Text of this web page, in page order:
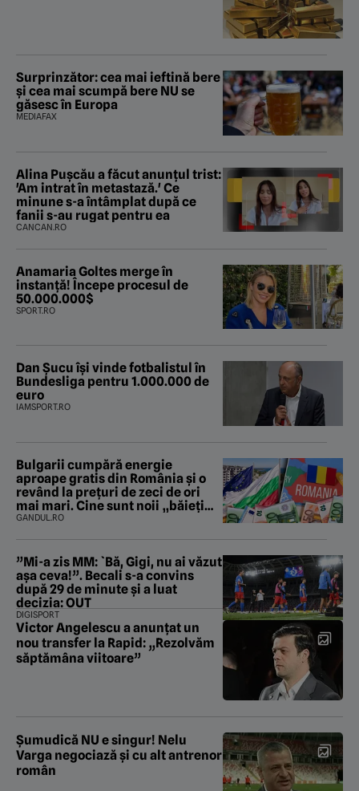
Surprinzător: cea mai ieftină bere
și cea mai scumpă bere NU se
găsesc în Europa
MEDIAFAX
Alina Pușcău a făcut anunțul trist:
'Am intrat în metastază.' Ce
minune s-a întâmplat după ce
fanii s-au rugat pentru ea
CANCAN.RO
Anamaria Goltes merge în
instanță! Începe procesul de
50.000.000$
SPORT.RO
Dan Șucu își vinde fotbalistul în
Bundesliga pentru 1.000.000 de
euro
IAMSPORT.RO
Bulgarii cumpără energie
aproape gratis din România și o
revând la prețuri de zeci de ori
mai mari. Cine sunt noii „băieți
deștepți” din energie de la sud de
GANDUL.RO
”Mi-a zis MM: `Bă, Gigi, nu ai văzut
așa ceva!”. Becali s-a convins
după 29 de minute și a luat
decizia: OUT
DIGISPORT
Victor Angelescu a anunțat un
nou transfer la Rapid: „Rezolvăm
săptămâna viitoare”
Şumudică NU e singur! Nelu
Varga negociază şi cu alt antrenor
român